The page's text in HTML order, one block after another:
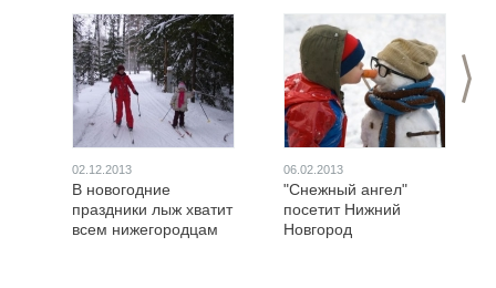
>
02.12.2013
В новогодние
праздники лыж хватит
всем нижегородцам
06.02.2013
"Снежный ангел"
посетит Нижний
Новгород